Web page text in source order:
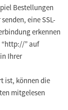
Bestellungen
eine SSL-
erkennen
“http://” auf
Ihrer
ist, können die
mitgelesen